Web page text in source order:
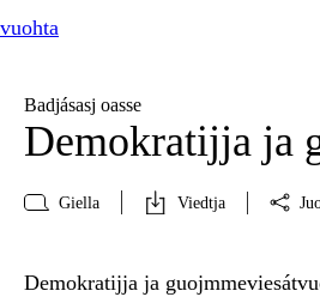
Badjásasj oasse
Demokratijja ja
Giella Viedtja
Demokratijja ja